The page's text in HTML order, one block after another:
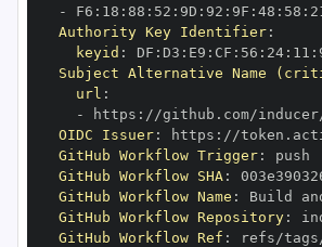
-
F6 : 18 : 88 : 52 : 9D : 92 : 9F : 48 : 58 :
Authority Key Identifier:
keyid : DF : D3 : E9 : CF : 56 : 24: 11 :
Subject Alternative Name
url :
-
https :
OIDC Issuer: https :
GitHub Workflow Trigger:
GitHub Workflow SHA:
GitHub Workflow Name :
GitHub Workflow Repository:
GitHub Workflow Ref :